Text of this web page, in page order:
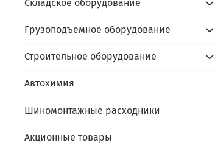
Складское оборудование
Грузоподъемное оборудование
Строительное оборудование
Автохимия
Шиномонтажные расходники
Акционные товары